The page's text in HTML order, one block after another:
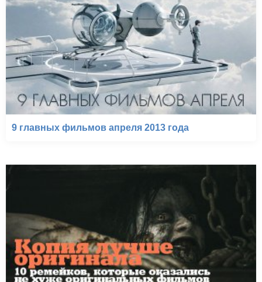
9 главных фильмов апреля 2013 года